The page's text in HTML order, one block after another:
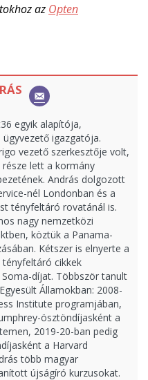
az Opten
egyik alapítója,
ügyvezető igazgatója.
vezető szerkesztője volt,
lett a kormány
András dolgozott
nél Londonban és a
tényfeltáró rovatánál is.
nagy nemzetközi
köztük a Panama-
Kétszer is elnyerte a
cikkek
díjat. Többször tanult
Államokban: 2008-
Institute programjában,
ösztöndíjasként a
2019-20-ban pedig
a Harvard
több magyar
újságíró kurzusokat.